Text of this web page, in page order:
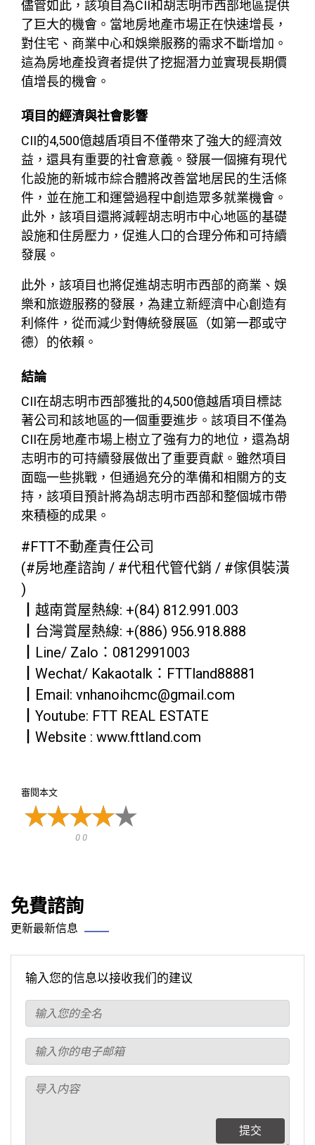
儘管如此，該項目為CII和胡志明市西部地區提供
了巨大的機會。當地房地產市場正在快速增長，
對住宅、商業中心和娛樂服務的需求不斷增加。
這為房地產投資者提供了挖掘潛力並實現長期價
值增長的機會。
項目的經濟與社會影響
CII的4,500億越盾項目不僅帶來了強大的經濟效
益，還具有重要的社會意義。發展一個擁有現代
化設施的新城市綜合體將改善當地居民的生活條
件，並在施工和運營過程中創造眾多就業機會。
此外，該項目還將減輕胡志明市中心地區的基礎
設施和住房壓力，促進人口的合理分佈和可持續
發展。
此外，該項目也將促進胡志明市西部的商業、娛
樂和旅遊服務的發展，為建立新經濟中心創造有
利條件，從而減少對傳統發展區（如第一郡或守
德）的依賴。
結論
CII在胡志明市西部獲批的4,500億越盾項目標誌
著公司和該地區的一個重要進步。該項目不僅為
CII在房地產市場上樹立了強有力的地位，還為胡
志明市的可持續發展做出了重要貢獻。雖然項目
面臨一些挑戰，但通過充分的準備和相關方的支
持，該項目預計將為胡志明市西部和整個城市帶
來積極的成果。
#FTT不動產責任公司
(#房地產諮詢 / #代租代管代銷 / #傢俱裝潢
)
┃越南賞屋熱線: +(84) 812.991.003
┃台灣賞屋熱線: +(886) 956.918.888
┃Line/ Zalo：0812991003
┃Wechat/ Kakaotalk：FTTland88881
┃Email: vnhanoihcmc@gmail.com
┃Youtube: FTT REAL ESTATE
┃Website : www.fttland.com
審閱本文
0 0
免費諮詢
更新最新信息
输入您的信息以接收我们的建议
提交